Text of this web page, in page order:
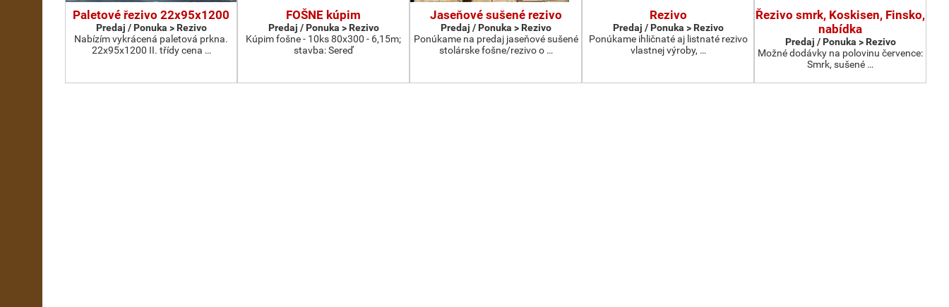
Paletové řezivo 22x95x1200
Predaj / Ponuka > Rezivo
Nabízím vykrácená paletová prkna.
22x95x1200 II. třídy cena …
FOŠNE kúpim
Predaj / Ponuka > Rezivo
Kúpim fošne - 10ks 80x300 - 6,15m;
stavba: Sereď
Jaseňové sušené rezivo
Predaj / Ponuka > Rezivo
Ponúkame na predaj jaseňové sušené
stolárske fošne/rezivo o …
Rezivo
Predaj / Ponuka > Rezivo
Ponúkame ihličnaté aj listnaté rezivo
vlastnej výroby, …
Řezivo smrk, Koskisen, Finsko,
nabídka
Predaj / Ponuka > Rezivo
Možné dodávky na polovinu července:
Smrk, sušené …